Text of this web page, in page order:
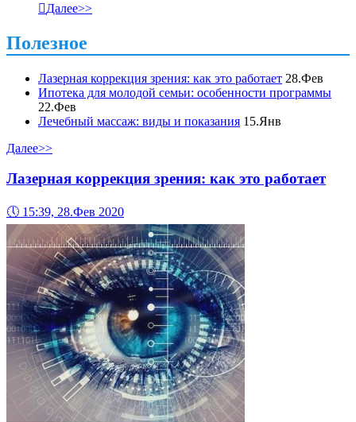
Далее>>
Полезное
Лазерная коррекция зрения: как это работает 28.Фев
Ипотека для молодой семьи: особенности программы
22.Фев
Лечебный массаж: виды и показания 15.Янв
Далее>>
Лазерная коррекция зрения: как это работает
🕔 15:39, 28.Фев 2020